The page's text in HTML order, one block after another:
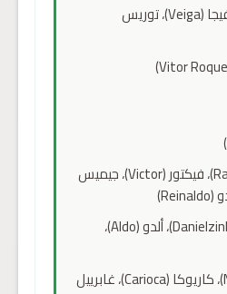
آلان (Allan)، فيجا (Veiga)، توريس
رامون (Ramon)، فيكتور (Victor)، جيميس
دانييلزينيو (Danielzinho)، ألدو (Aldo)،
نجيبة (Nagiba)، كاريوكا (Carioca)، غابرييل